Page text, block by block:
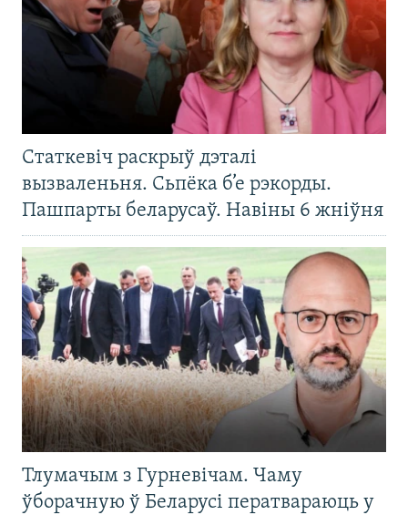
Статкевіч раскрыў дэталі
вызваленьня. Сьпёка б’е рэкорды.
Пашпарты беларусаў. Навіны 6 жніўня
Тлумачым з Гурневічам. Чаму
ўборачную ў Беларусі ператвараюць у